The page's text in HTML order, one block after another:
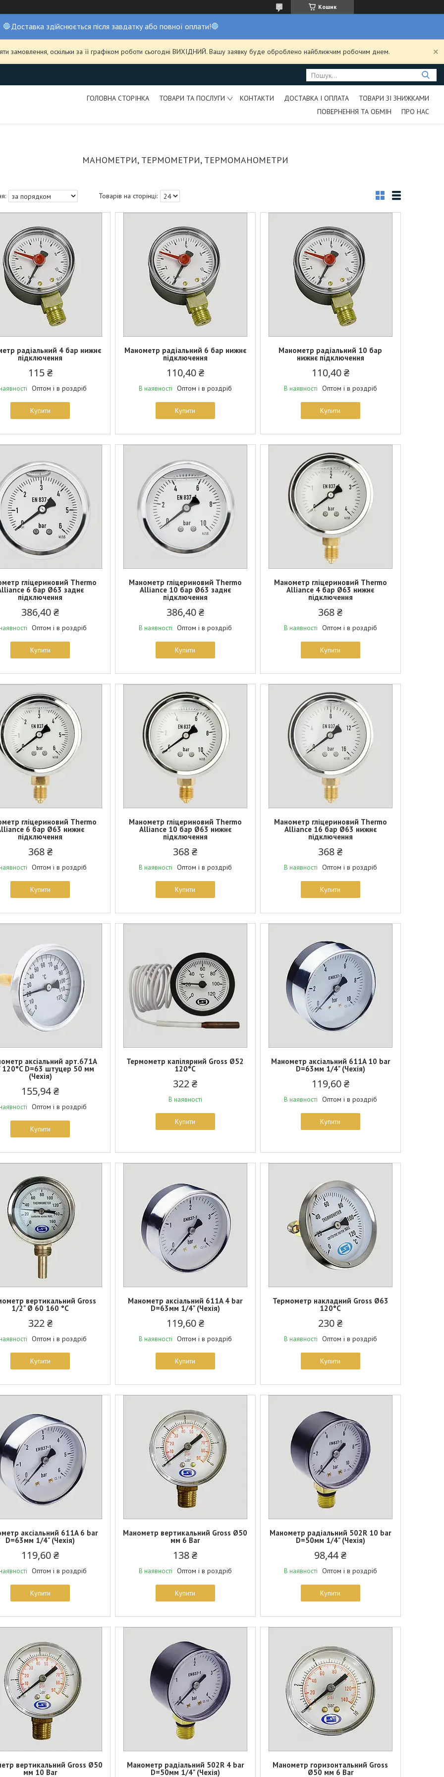
Кошик
🛑Доставка здійснюється після завдатку або повної оплати!🛑
замовлення, оскільки за її графіком роботи сьогодні ВИХІДНИЙ. Вашу заявку буде оброблено найближчим робочим днем.
ГОЛОВНА СТОРІНКА ТОВАРИ ТА ПОСЛУГИ КОНТАКТИ ДОСТАВКА І ОПЛАТА
ТОВАРИ ЗІ ЗНИЖКАМИ
ПОВЕРНЕННЯ ТА ОБМІН
ПРО НАС
МАНОМЕТРИ, ТЕРМОМЕТРИ, ТЕРМОМАНОМЕТРИ
радіальний 4 бар нижнє
підключення
115 ₴
Оптом і в роздріб
Купити
Манометр радіальний 6 бар нижнє
підключення
110,40 ₴
В наявності Оптом і в роздріб
Купити
Манометр радіальний 10 бар
нижнє підключення
110,40 ₴
В наявності Оптом і в роздріб
Купити
гліцериновий Thermo
6 бар Ø63 заднє
підключення
386,40 ₴
Оптом і в роздріб
Купити
Манометр гліцериновий Thermo
Alliance 10 бар Ø63 заднє
підключення
386,40 ₴
В наявності Оптом і в роздріб
Купити
Манометр гліцериновий Thermo
Alliance 4 бар Ø63 нижнє
підключення
368 ₴
В наявності Оптом і в роздріб
Купити
гліцериновий Thermo
6 бар Ø63 нижнє
підключення
368 ₴
Оптом і в роздріб
Купити
Манометр гліцериновий Thermo
Alliance 10 бар Ø63 нижнє
підключення
368 ₴
В наявності Оптом і в роздріб
Купити
Манометр гліцериновий Thermo
Alliance 16 бар Ø63 нижнє
підключення
368 ₴
В наявності Оптом і в роздріб
Купити
аксіальний арт.671A
D=63 штуцер 50 мм
(Чехія)
155,94 ₴
Оптом і в роздріб
Купити
Термометр капілярний Gross Ø52
120°C
322 ₴
В наявності
Купити
Манометр аксіальний 611A 10 bar
D=63мм 1/4" (Чехія)
119,60 ₴
В наявності Оптом і в роздріб
Купити
вертикальний Gross
1/2" Ø 60 160 °C
322 ₴
Оптом і в роздріб
Купити
Манометр аксіальний 611A 4 bar
D=63мм 1/4" (Чехія)
119,60 ₴
В наявності Оптом і в роздріб
Купити
Термометр накладний Gross Ø63
120°C
230 ₴
В наявності Оптом і в роздріб
Купити
аксіальний 611A 6 bar
D=63мм 1/4" (Чехія)
119,60 ₴
Оптом і в роздріб
Купити
Манометр вертикальний Gross Ø50
мм 6 Bar
138 ₴
В наявності Оптом і в роздріб
Купити
Манометр радіальний 502R 10 bar
D=50мм 1/4" (Чехія)
98,44 ₴
В наявності Оптом і в роздріб
Купити
вертикальний Gross Ø50
мм 10 Bar
Манометр радіальний 502R 4 bar
D=50мм 1/4" (Чехія)
Манометр горизонтальний Gross
Ø50 мм 6 Bar